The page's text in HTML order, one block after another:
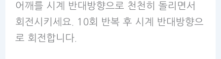
어깨를 시계 반대방향으로 천천히 돌리면서
회전시키세요. 10회 반복 후 시계 반대방향으
로 회전합니다.